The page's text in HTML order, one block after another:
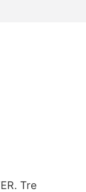
Tre